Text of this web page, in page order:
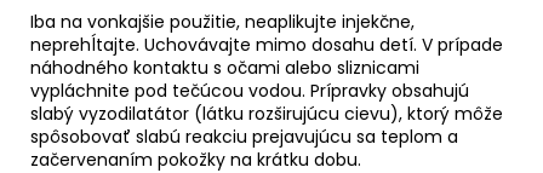
Iba na vonkajšie použitie, neaplikujte injekčne,
neprehĺtajte. Uchovávajte mimo dosahu detí. V prípade
náhodného kontaktu s očami alebo sliznicami
vypláchnite pod tečúcou vodou. Prípravky obsahujú
slabý vyzodilatátor (látku rozširujúcu cievu), ktorý môže
spôsobovať slabú reakciu prejavujúcu sa teplom a
začervenaním pokožky na krátku dobu.